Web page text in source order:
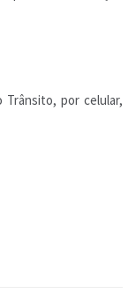
Trânsito, por celular,